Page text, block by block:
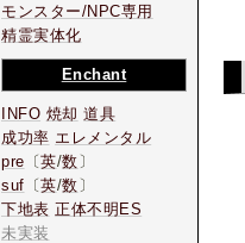
モンスター/NPC専用
精霊実体化
Enchant
INFO 焼却 道具
成功率 エレメンタル
pre 〔英/数 〕
suf 〔英/数 〕
下地表 正体不明ES
未実装